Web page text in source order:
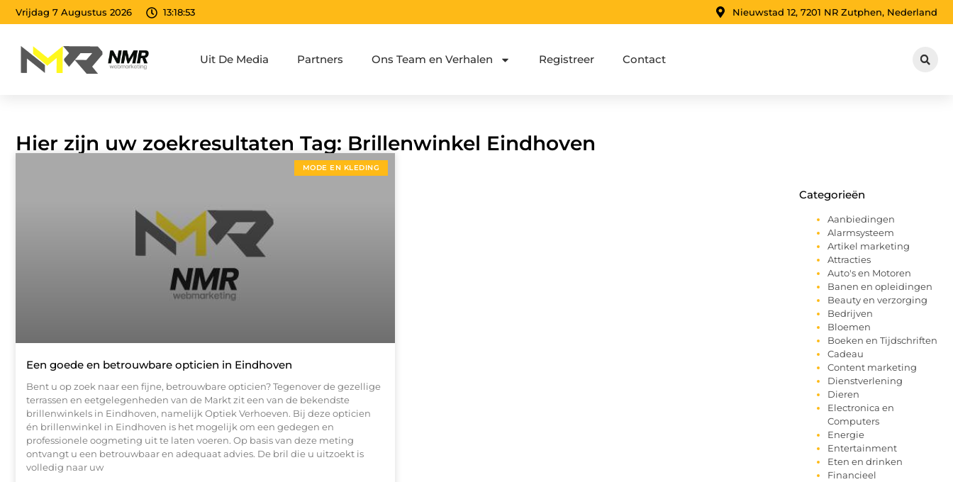
Vrijdag 7 Augustus 2026 13:18:54 Nieuwstad 12, 7201 NR Zutphen, Nederland
Uit De Media Partners Ons Team en Verhalen Registreer Contact
Hier zijn uw zoekresultaten Tag: Brillenwinkel Eindhoven
MODE EN KLEDING
Een goede en betrouwbare opticien in Eindhoven
Bent u op zoek naar een fijne, betrouwbare opticien? Tegenover de gezellige
terrassen en eetgelegenheden van de Markt zit een van de bekendste
brillenwinkels in Eindhoven, namelijk Optiek Verhoeven. Bij deze opticien
én brillenwinkel in Eindhoven is het mogelijk om een gedegen en
professionele oogmeting uit te laten voeren. Op basis van deze meting
ontvangt u een betrouwbaar en adequaat advies. De bril die u uitzoekt is
volledig naar uw
Categorieën
Aanbiedingen
Alarmsysteem
Artikel marketing
Attracties
Auto's en Motoren
Banen en opleidingen
Beauty en verzorging
Bedrijven
Bloemen
Boeken en Tijdschriften
Cadeau
Content marketing
Dienstverlening
Dieren
Electronica en
Computers
Energie
Entertainment
Eten en drinken
Financieel